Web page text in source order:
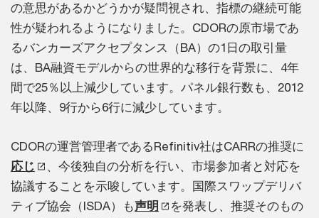
の意思があるかどうかが疑問視され、指標の継続可能
性が疑われるようになりました。CDORの原市場であ
るバンカーズアクセプタンス（BA）の1日の取引量
は、BA融資モデルからの世界的な移行を背景に、4年
間で25％以上減少しています。パネル銀行数も、2012
年以降、9行から6行に減少しています。
CDORの運営管理者であるRefinitiv社はCARRの推奨に
応じ
、今後独自の分析を行い、市場参加者と対応を
協議することを示唆しています。国際スワップデリバ
ティブ協会（ISDA）も声明
を発表し、推奨そのもの